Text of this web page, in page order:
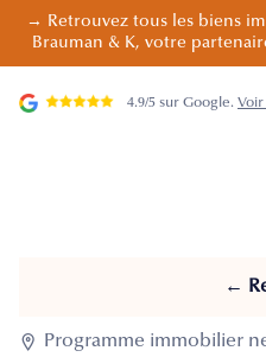
→ Retrouvez tous les biens
Brauman & K, votre
4.9/5 sur Google. Voir
←
 Programme immobilier